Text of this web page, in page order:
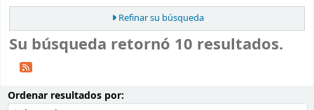
Refinar su búsqueda
Su búsqueda retornó 10 resultados.
Ordenar resultados por: